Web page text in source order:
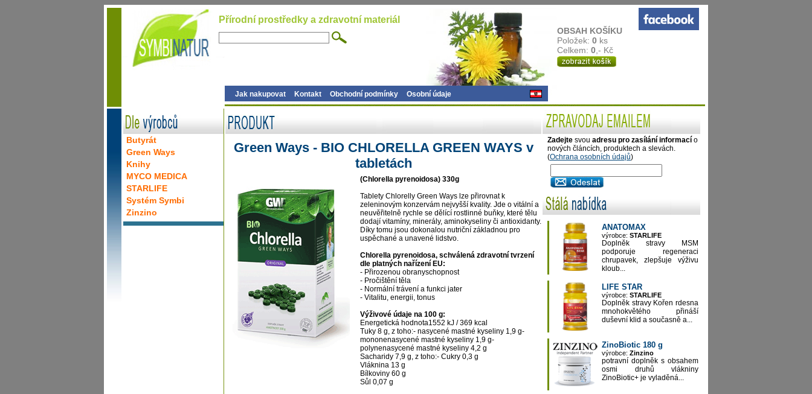
Přírodní prostředky a zdravotní materiál
Jak nakupovat Kontakt Obchodní podmínky Osobní údaje
OBSAH KOŠÍKU
Položek: 0 ks
Celkem: 0 ,- Kč
Green Ways - BIO CHLORELLA GREEN WAYS v
tabletách
(Chlorella pyrenoidosa) 330g
Tablety Chlorelly Green Ways lze přirovnat k
zeleninovým konzervám nejvyšší kvality. Jde o vitální a
neuvěřitelně rychle se dělící rostlinné buňky, které tělu
dodají vitamíny, minerály, aminokyseliny či antioxidanty.
Díky tomu jsou dokonalou nutriční základnou pro
uspěchané a unavené lidstvo.
Chlorella pyrenoidosa, schválená zdravotní tvrzení
dle platných nařízení EU:
- Přirozenou obranyschopnost
- Pročištění těla
- Normální trávení a funkci jater
- Vitalitu, energii, tonus
Výživové údaje na 100 g:
Energetická hodnota1552 kJ / 369 kcal
Tuky 8 g, z toho:- nasycené mastné kyseliny 1,9 g-
mononenasycené mastné kyseliny 1,9 g-
polynenasycené mastné kyseliny 4,2 g
Sacharidy 7,9 g, z toho:- Cukry 0,3 g
Vláknina 13 g
Bílkoviny 60 g
Sůl 0,07 g
Zadejte svou adresu pro zasílání informací o
nových článcích, produktech a slevách.
(Ochrana osobních údajů)
ANATOMAX
výrobce: STARLIFE
Doplněk stravy MSM
podporuje regeneraci
chrupavek, zlepšuje výživu
kloub...
LIFE STAR
výrobce: STARLIFE
Doplněk stravy Kořen rdesna
mnohokvětého přináší
duševní klid a současně a...
ZinoBiotic 180 g
výrobce: Zinzino
potravní doplněk s obsahem
osmi druhů vlákniny
ZinoBiotic+ je vyladěná...
Butyrát
Green Ways
Knihy
MYCO MEDICA
STARLIFE
Systém Symbi
Zinzino